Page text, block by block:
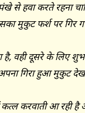
से हवा करते रहना
मुकुट फर्श पर गिर
वही दूसरे के लिए शुभ
गिरा हुआ मुकुट
करवाती आ रही है